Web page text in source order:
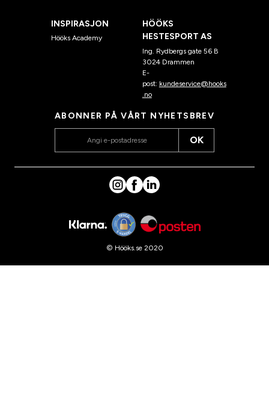
INSPIRASJON
Hööks Academy
HÖÖKS
HESTESPORT AS
Ing. Rydbergs gate 56 B
3024 Drammen
E-
post: kundeservice@hooks
.no
ABONNER PÅ VÅRT NYHETSBREV
OK
© Hööks.se 2020